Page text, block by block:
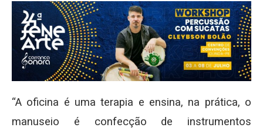
“A oficina é uma terapia e ensina, na prática, o
manuseio é confecção de instrumentos